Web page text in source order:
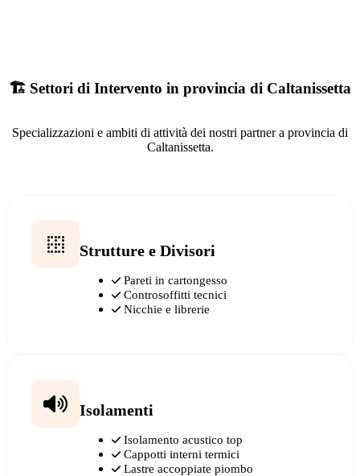
🏗️ Settori di Intervento in provincia di Caltanissetta
Specializzazioni e ambiti di attività dei nostri partner a provincia di
Caltanissetta.
Strutture e Divisori
Pareti in cartongesso
Controsoffitti tecnici
Nicchie e librerie
Isolamenti
Isolamento acustico top
Cappotti interni termici
Lastre accoppiate piombo